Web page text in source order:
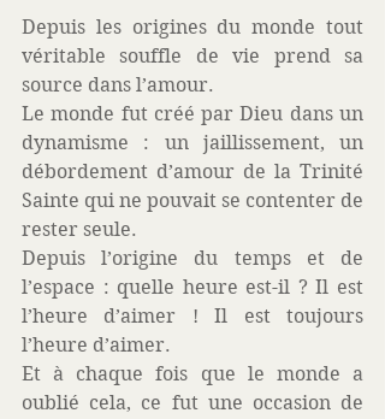
Depuis les origines du monde tout
véritable souffle de vie prend sa
source dans l’amour.
Le monde fut créé par Dieu dans un
dynamisme : un jaillissement, un
débordement d’amour de la Trinité
Sainte qui ne pouvait se contenter de
rester seule.
Depuis l’origine du temps et de
l’espace : quelle heure est-il ? Il est
l’heure d’aimer ! Il est toujours
l’heure d’aimer.
Et à chaque fois que le monde a
oublié cela, ce fut une occasion de